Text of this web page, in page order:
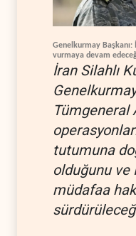
Genelkurmay Başkanı:
vurmaya devam
İran Silahlı
Tümgeneral
tutumuna
olduğunu ve
müdafaa